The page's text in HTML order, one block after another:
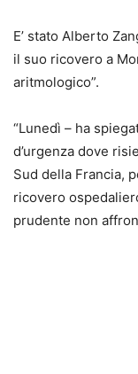
E’ stato Alberto
il suo ricovero a
aritmologico”.
“Lunedì – ha
d’urgenza dove
Sud della Francia,
ricovero
prudente non